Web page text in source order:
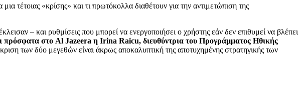
τέτοιας «κρίσης» και τι πρωτόκολλα διαθέτουν για την αντιμετώπιση της
– και ρυθμίσεις που μπορεί να ενεργοποιήσει ο χρήστης εάν δεν επιθυμεί να βλέπει
πρόσφατα στο Al Jazeera η Irina Raicu, διευθύντρια του Προγράμματος Ηθικής
των δύο μεγεθών είναι άκρως αποκαλυπτική της αποτυχημένης στρατηγικής των